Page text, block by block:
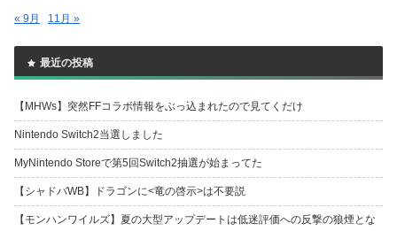
« 9月 11月 »
最近の投稿
【MHWs】突然FFコラボ情報をぶっ込まれたので見てくだけ
Nintendo Switch2当選しました
MyNintendo Storeで第5回Switch2抽選が始まってた
【シャドバWB】ドラゴンに<竜の啓示>は不要説
【モンハンワイルズ】夏の大型アップデートは低迷評価への反撃の狼煙とな